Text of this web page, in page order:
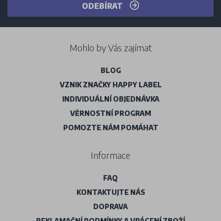
ODEBÍRAT
Mohlo by Vás zajímat
BLOG
VZNIK ZNAČKY HAPPY LABEL
INDIVIDUÁLNÍ OBJEDNÁVKA
VĚRNOSTNÍ PROGRAM
POMOZTE NÁM POMÁHAT
Informace
FAQ
KONTAKTUJTE NÁS
DOPRAVA